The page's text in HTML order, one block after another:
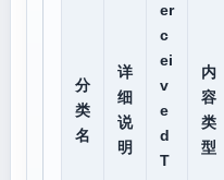
分
类
名
详
细
说
明
er
c
ei
v
e
d
T
内
容
类
型